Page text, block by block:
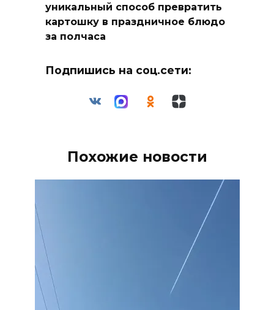
уникальный способ превратить
картошку в праздничное блюдо
за полчаса
Подпишись на соц.сети:
Похожие новости